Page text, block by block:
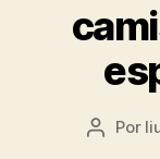
Autor
Por